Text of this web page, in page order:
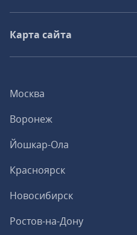
Москва
Воронеж
Йошкар-Ола
Красноярск
Новосибирск
Ростов-на-Дону
Карта сайта